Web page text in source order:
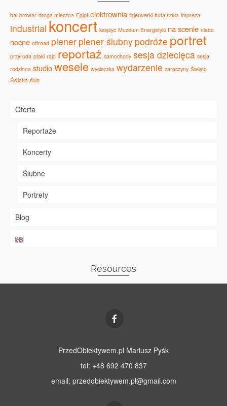
bal browar droga mleczna Egipt elektrownia fajerwerki huta szkła impreza
industrial koncert księżyc Muzeum Energetyki na scenie niebo
nocne offroad plener plener ślubny podróże portret
przyroda ptaki rajd reportaż samochody sesja dziecięca sesja
rodzinna studiowesele wycieczka wydarzenie zaręczyny Święto
Światła ślub
Oferta
Reportaże
Koncerty
Ślubne
Portrety
Blog
Resources
PrzedObiektywem.pl Mariusz Pyśk
tel: +48 692 470 837
email: przedobiektywem.pl@gmail.com